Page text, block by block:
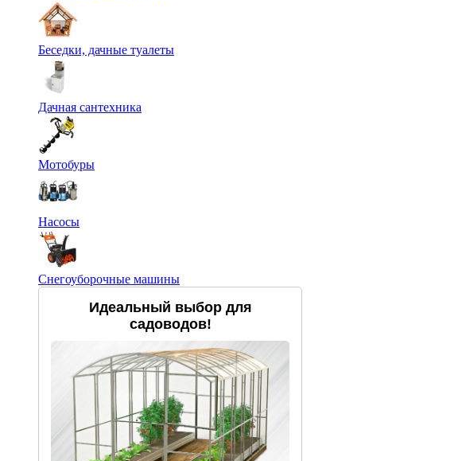
Беседки, дачные туалеты
Дачная сантехника
Мотобуры
Насосы
Снегоуборочные машины
Идеальный выбор для
садоводов!